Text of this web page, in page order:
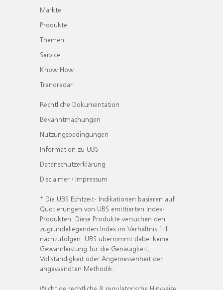
Märkte
Produkte
Themen
Service
Know How
Trendradar
Rechtliche Dokumentation
Bekanntmachungen
Nutzungsbedingungen
Information zu UBS
Datenschutzerklärung
Disclaimer / Impressum
* Die UBS Echtzeit- Indikationen basieren auf
Quotierungen von UBS emittierten Index-
Produkten. Diese Produkte versuchen den
zugrundeliegenden Index im Verhältnis 1:1
nachzufolgen. UBS übernimmt dabei keine
Gewährleistung für die Genauigkeit,
Vollständigkeit oder Angemessenheit der
angewandten Methodik.